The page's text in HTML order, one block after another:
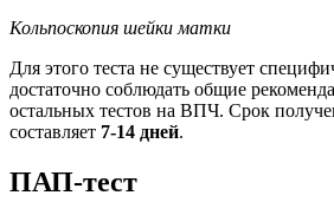
Кольпоскопия шейки матки
Для этого теста не существует
достаточно соблюдать общие
остальных тестов на ВПЧ. Срок
составляет 7-14 дней.
ПАП-тест